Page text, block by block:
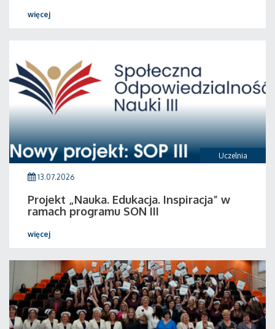
więcej
Uczelnia
13.07.2026
Projekt „Nauka. Edukacja. Inspiracja” w
ramach programu SON III
więcej